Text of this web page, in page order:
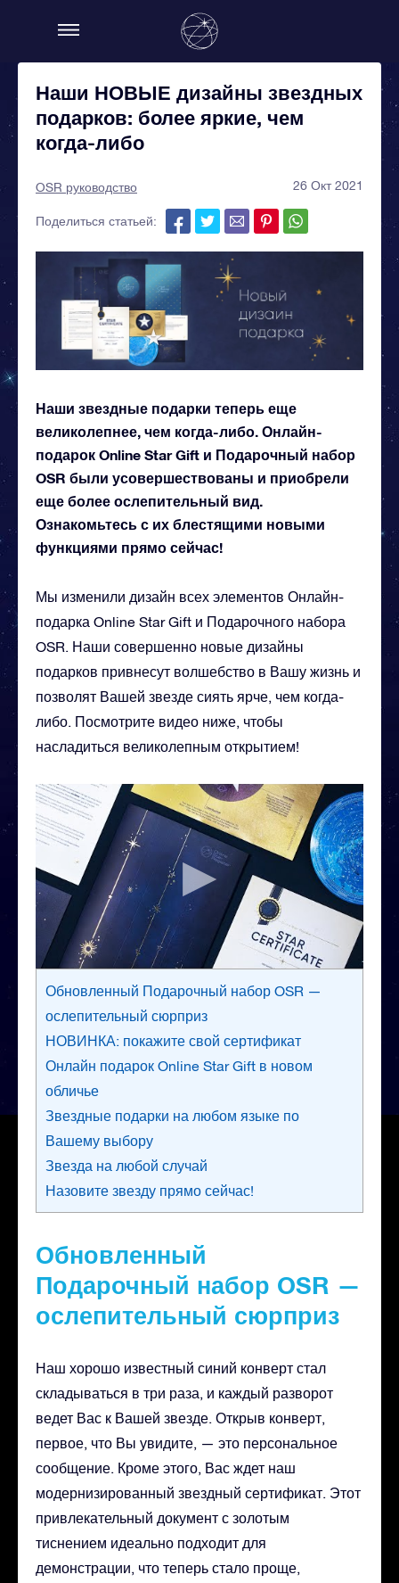
Наши НОВЫЕ дизайны звездных
подарков: более яркие, чем
когда-либо
OSR руководство 26 Окт 2021
Поделиться статьей:
Наши звездные подарки теперь еще
великолепнее, чем когда-либо. Онлайн-
подарок Online Star Gift и Подарочный набор
OSR были усовершествованы и приобрели
еще более ослепительный вид.
Ознакомьтесь с их блестящими новыми
функциями прямо сейчас!
Мы изменили дизайн всех элементов Онлайн-
подарка Online Star Gift и Подарочного набора
OSR. Наши совершенно новые дизайны
подарков привнесут волшебство в Вашу жизнь и
позволят Вашей звезде сиять ярче, чем когда-
либо. Посмотрите видео ниже, чтобы
насладиться великолепным открытием!
Обновленный Подарочный набор OSR —
ослепительный сюрприз
НОВИНКА: покажите свой сертификат
Онлайн подарок Online Star Gift в новом
обличье
Звездные подарки на любом языке по
Вашему выбору
Звезда на любой случай
Назовите звезду прямо сейчас!
Обновленный
Подарочный набор OSR —
ослепительный сюрприз
Наш хорошо известный синий конверт стал
складываться в три раза, и каждый разворот
ведет Вас к Вашей звезде. Открыв конверт,
первое, что Вы увидите, — это персональное
сообщение. Кроме этого, Вас ждет наш
модернизированный звездный сертификат. Этот
привлекательный документ с золотым
тиснением идеально подходит для
демонстрации, что теперь стало проще,